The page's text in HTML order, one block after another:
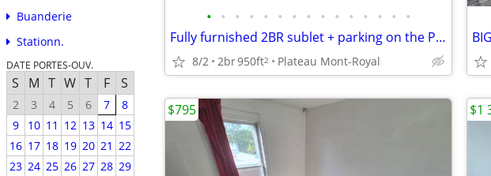
Buanderie
Stationn.
DATE PORTES-OUV.
S M T W T F S
2 3 4 5 6 7
8
9
10 11 12 13 14 15
16 17 18 19 20 21 22
23 24 25 26 27 28 29
• • • • • • • • • • • • • • •
Fully furnished 2BR sublet + parking on the Plateau - Aug 2026 to Aug
8/2 2br950ft2 Plateau Mont-Royal
$795 $1